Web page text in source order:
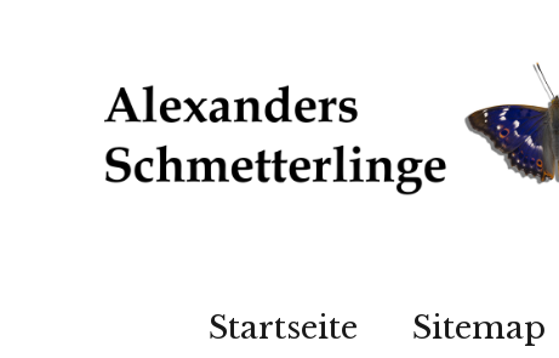
Startseite Sitemap